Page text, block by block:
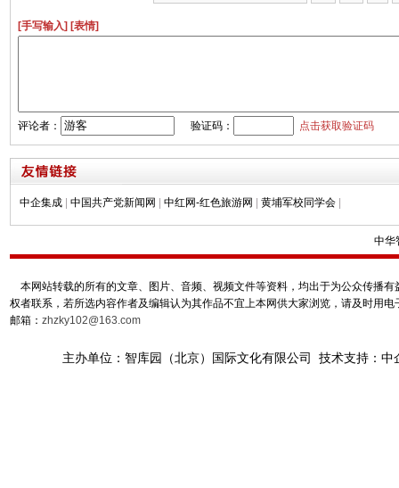
[手写输入] [表情]
评论者： 验证码： 点击获取验证码
中企集成 中国共产党新闻网 中红网-红色旅游网 黄埔军校同学会
中华
本网站转载的所有的文章、图片、音频、视频文件等资料，均出于为公众传播
权者联系，若所选内容作者及编辑认为其作品不宜上本网供大家浏览，请及时用
邮箱： zhzky102@163.com
主办单位：智库园（北京）国际文化有限公司 技术支持：